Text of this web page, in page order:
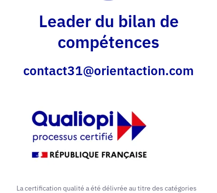
Leader du bilan de
compétences
contact31@orientaction.com
La certification qualité a été délivrée au titre des catégories